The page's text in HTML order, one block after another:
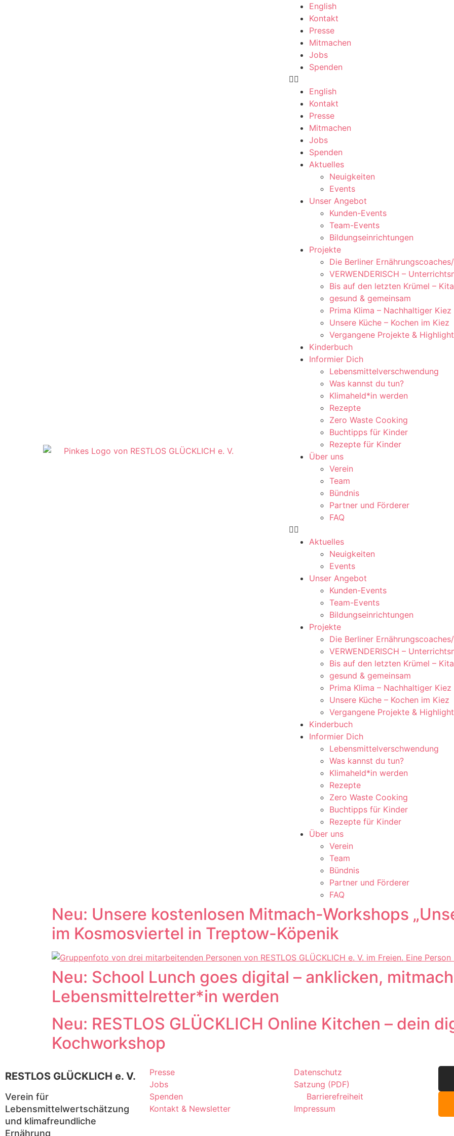
English
Kontakt
Presse
Mitmachen
Jobs
Spenden
English
Kontakt
Presse
Mitmachen
Jobs
Spenden
Aktuelles
Neuigkeiten
Events
Unser Angebot
Kunden-Events
Team-Events
Bildungseinrichtungen
Projekte
Die Berliner
VERWENDERISCH –
Bis auf den letzten Krümel –
gesund & gemeinsam
Prima Klima – Nachhaltiger Kiez
Unsere Küche – Kochen im Kiez
Vergangene Projekte &
Kinderbuch
Informier Dich
Lebensmittelverschwendung
Was kannst du tun?
Klimaheld*in werden
Rezepte
Zero Waste Cooking
Buchtipps für Kinder
Rezepte für Kinder
Über uns
Verein
Team
Bündnis
Partner und Förderer
FAQ
Aktuelles
Neuigkeiten
Events
Unser Angebot
Kunden-Events
Team-Events
Bildungseinrichtungen
Projekte
Die Berliner
VERWENDERISCH –
Bis auf den letzten Krümel –
gesund & gemeinsam
Prima Klima – Nachhaltiger Kiez
Unsere Küche – Kochen im Kiez
Vergangene Projekte &
Kinderbuch
Informier Dich
Lebensmittelverschwendung
Was kannst du tun?
Klimaheld*in werden
Rezepte
Zero Waste Cooking
Buchtipps für Kinder
Rezepte für Kinder
Über uns
Verein
Team
Bündnis
Partner und Förderer
FAQ
Neu: Unsere kostenlosen Mitmach-Workshops
im Kosmosviertel in Treptow-Köpenik
Neu: School Lunch goes digital – anklicken,
Lebensmittelretter*in werden
Neu: RESTLOS GLÜCKLICH Online Kitchen – dein
Kochworkshop
RESTLOS GLÜCKLICH e. V.
Verein für
Lebensmittelwertschätzung
und klimafreundliche
Ernährung
Presse
Jobs
Spenden
Kontakt & Newsletter
Datenschutz
Satzung (PDF)
Barrierefreiheit
Impressum